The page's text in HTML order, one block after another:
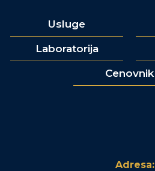
Usluge
Laboratorija
Cenovnik
Adresa: